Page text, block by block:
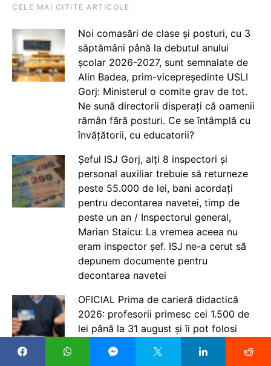
CELE MAI CITITE ARTICOLE
Noi comasări de clase și posturi, cu 3
săptămâni până la debutul anului
școlar 2026-2027, sunt semnalate de
Alin Badea, prim-vicepreședinte USLI
Gorj: Ministerul o comite grav de tot.
Ne sună directorii disperați că oamenii
rămân fără posturi. Ce se întâmplă cu
învățătorii, cu educatorii?
Șeful ISJ Gorj, alți 8 inspectori și
personal auxiliar trebuie să returneze
peste 55.000 de lei, bani acordați
pentru decontarea navetei, timp de
peste un an / Inspectorul general,
Marian Staicu: La vremea aceea nu
eram inspector șef. ISJ ne-a cerut să
depunem documente pentru
decontarea navetei
OFICIAL Prima de carieră didactică
2026: profesorii primesc cei 1.500 de
lei până la 31 august și îi pot folosi
învățământ